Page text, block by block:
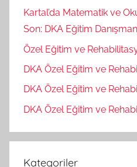
Kartal’da Matematik ve
Son: DKA Eğitim
Özel Eğitim ve
DKA Özel Eğitim ve
DKA Özel Eğitim ve
DKA Özel Eğitim ve
Kategoriler